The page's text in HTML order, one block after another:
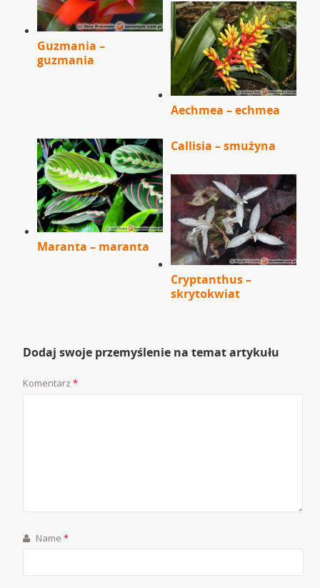
Guzmania –
guzmania
Aechmea – echmea
Maranta – maranta
Callisia – smużyna
Cryptanthus –
skrytokwiat
Dodaj swoje przemyślenie na temat artykułu
Komentarz*
Name*